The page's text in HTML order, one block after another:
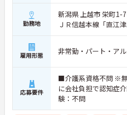
勤務地
新潟県 上越市 栄町1-
ＪＲ信越本線「直江
雇用形態 非常勤・パート・ア
応募要件
■介護系資格不問 ※
に会社負担で認知症
験：不問